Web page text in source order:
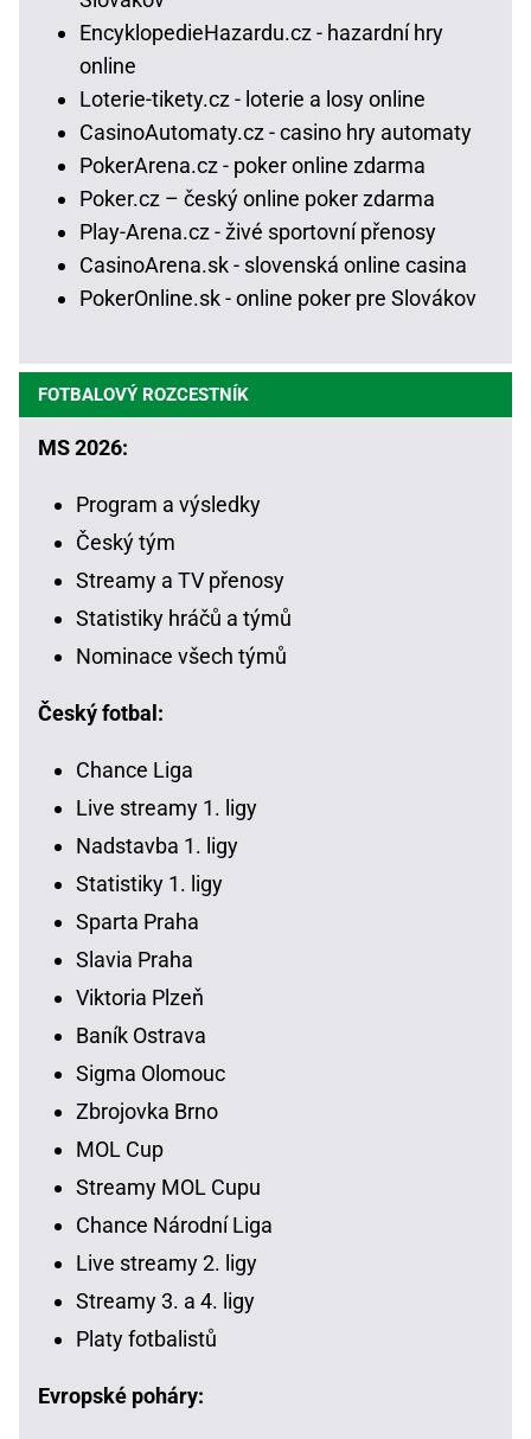
EncyklopedieHazardu.cz - hazardní hry
online
Loterie-tikety.cz - loterie a losy online
CasinoAutomaty.cz - casino hry automaty
PokerArena.cz - poker online zdarma
Poker.cz – český online poker zdarma
Play-Arena.cz - živé sportovní přenosy
CasinoArena.sk - slovenská online casina
PokerOnline.sk - online poker pre Slovákov
FOTBALOVÝ ROZCESTNÍK
MS 2026:
Program a výsledky
Český tým
Streamy a TV přenosy
Statistiky hráčů a týmů
Nominace všech týmů
Český fotbal:
Chance Liga
Live streamy 1. ligy
Nadstavba 1. ligy
Statistiky 1. ligy
Sparta Praha
Slavia Praha
Viktoria Plzeň
Baník Ostrava
Sigma Olomouc
Zbrojovka Brno
MOL Cup
Streamy MOL Cupu
Chance Národní Liga
Live streamy 2. ligy
Streamy 3. a 4. ligy
Platy fotbalistů
Evropské poháry: